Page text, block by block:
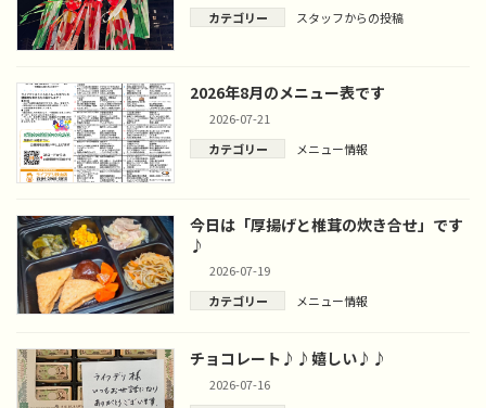
カテゴリー
スタッフからの投稿
2026年8月のメニュー表です
2026-07-21
カテゴリー
メニュー情報
今日は「厚揚げと椎茸の炊き合せ」です
♪
2026-07-19
カテゴリー
メニュー情報
チョコレート♪♪嬉しい♪♪
2026-07-16